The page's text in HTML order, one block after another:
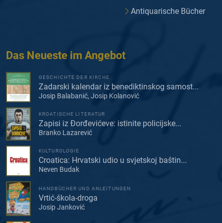
Antiquarische Bücher
Das Neueste im Angebot
GESCHICHTE DER KIRCHE
Zadarski kalendar iz benediktinskog samost...
Josip Balabanić, Josip Kolanović
KROATISCHE LITERATUR
Zapisi iz Đorđevićeve: istinite policijske...
Branko Lazarević
KULTUROLOGIE
Croatica: Hrvatski udio u svjetskoj baštin...
Neven Budak
HANDBÜCHER UND ANLEITUNGEN
Vrtić-škola-droga
Josip Janković